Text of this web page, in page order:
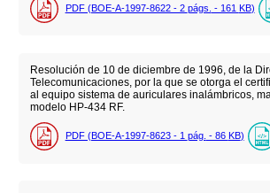
PDF (BOE-A-1997-8622 - 2 págs. - 161 KB)
Resolución de 10 de diciembre de 1996, de la
Telecomunicaciones, por la que se otorga el
al equipo sistema de auriculares inalámbricos,
modelo HP-434 RF.
PDF (BOE-A-1997-8623 - 1 pág. - 86 KB)